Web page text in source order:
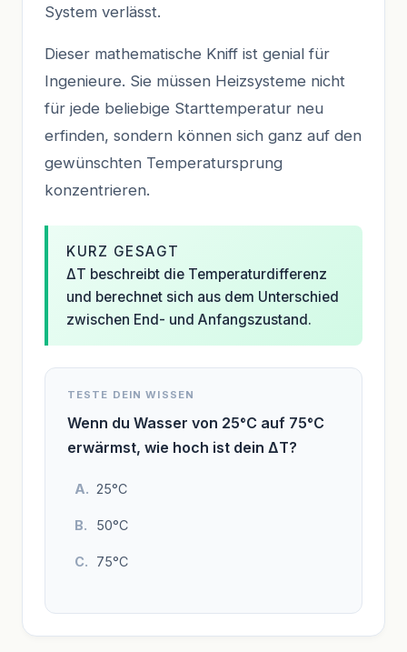
System verlässt.
Dieser mathematische Kniff ist genial für
Ingenieure. Sie müssen Heizsysteme nicht
für jede beliebige Starttemperatur neu
erfinden, sondern können sich ganz auf den
gewünschten Temperatursprung
konzentrieren.
KURZ GESAGT
ΔT beschreibt die Temperaturdifferenz
und berechnet sich aus dem Unterschied
zwischen End- und Anfangszustand.
TESTE DEIN WISSEN
Wenn du Wasser von 25°C auf 75°C
erwärmst, wie hoch ist dein ΔT?
25°C
50°C
75°C